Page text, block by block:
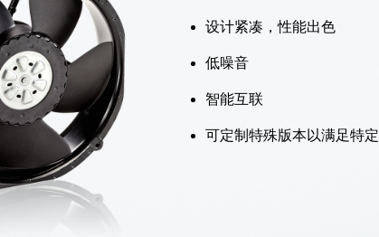
设计紧凑，性能出色
低噪音
智能互联
可定制特殊版本以满足特